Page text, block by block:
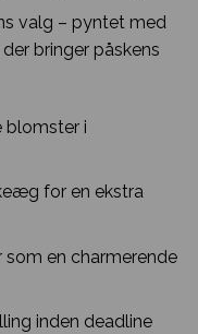
valg – pyntet med
bringer påskens
blomster i
for en ekstra
en charmerende
inden deadline